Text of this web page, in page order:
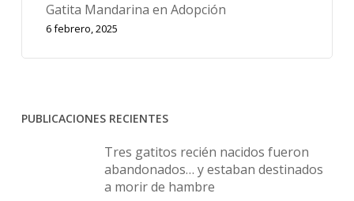
Gatita Mandarina en Adopción
6 febrero, 2025
PUBLICACIONES RECIENTES
Tres gatitos recién nacidos fueron
abandonados… y estaban destinados
a morir de hambre